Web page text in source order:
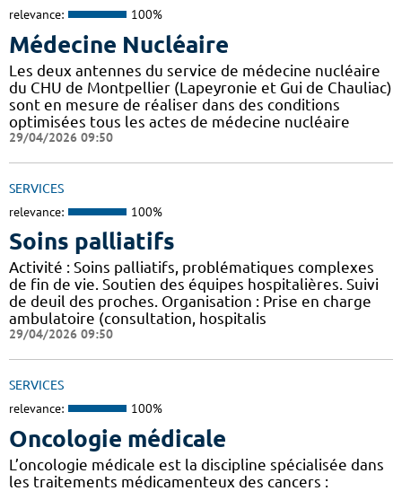
relevance: 100%
Médecine Nucléaire
Les deux antennes du service de médecine nucléaire
du CHU de Montpellier (Lapeyronie et Gui de Chauliac)
sont en mesure de réaliser dans des conditions
optimisées tous les actes de médecine nucléaire
29/04/2026 09:50
SERVICES
relevance: 100%
Soins palliatifs
Activité : Soins palliatifs, problématiques complexes
de fin de vie. Soutien des équipes hospitalières. Suivi
de deuil des proches. Organisation : Prise en charge
ambulatoire (consultation, hospitalis
29/04/2026 09:50
SERVICES
relevance: 100%
Oncologie médicale
L’oncologie médicale est la discipline spécialisée dans
les traitements médicamenteux des cancers :